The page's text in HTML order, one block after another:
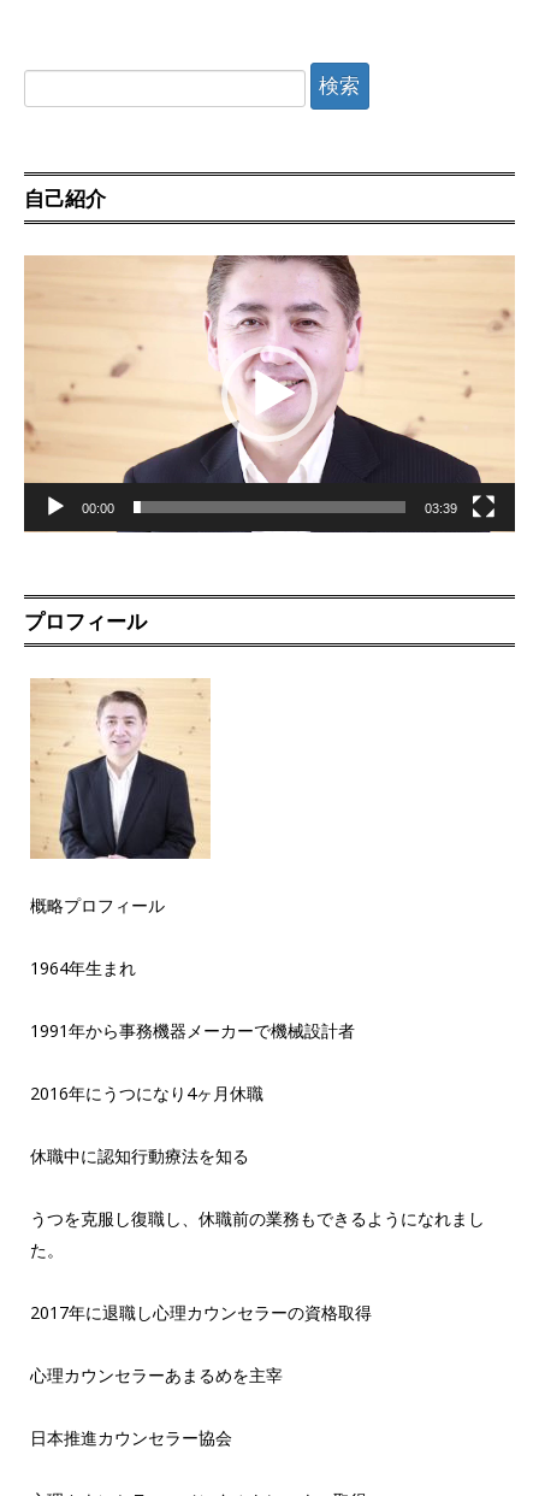
検
索:
自己紹介
動
ヤ
00:00 03:39
プロフィール
概略プロフィール
1964年生まれ
1991年から事務機器メーカーで機械設計者
2016年にうつになり4ヶ月休職
休職中に認知行動療法を知る
うつを克服し復職し、休職前の業務もできるようになれまし
た。
2017年に退職し心理カウンセラーの資格取得
心理カウンセラーあまるめを主宰
日本推進カウンセラー協会